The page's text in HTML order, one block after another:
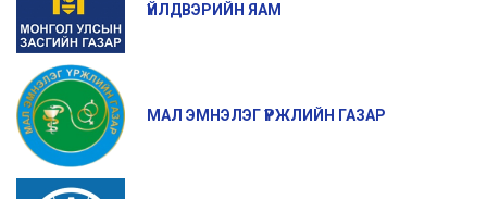
ҮЙЛДВЭРИЙН ЯАМ
МАЛ ЭМНЭЛЭГ ҮРЖЛИЙН ГАЗАР